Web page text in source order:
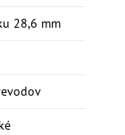
28,6 mm